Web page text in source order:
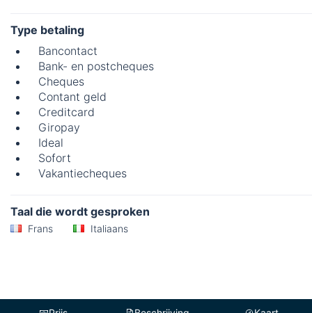
Type betaling
Bancontact
Bank- en postcheques
Cheques
Contant geld
Creditcard
Giropay
Ideal
Sofort
Vakantiecheques
Taal die wordt gesproken
Frans Italiaans